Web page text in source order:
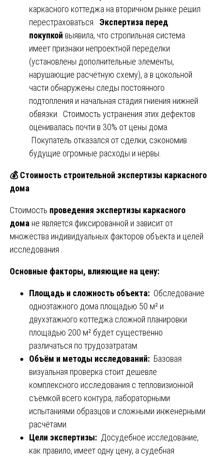
каркасного коттеджа на вторичном рынке решил
перестраховаться. Экспертиза перед
покупкой выявила, что стропильная система
имеет признаки непроектной переделки
(установлены дополнительные элементы,
нарушающие расчётную схему), а в цокольной
части обнаружены следы постоянного
подтопления и начальная стадия гниения нижней
обвязки. Стоимость устранения этих дефектов
оценивалась почти в 30% от цены дома.
Покупатель отказался от сделки, сэкономив
будущие огромные расходы и нервы.
💰Стоимость строительной экспертизы каркасного
дома
Стоимость проведения экспертизы каркасного
дома не является фиксированной и зависит от
множества индивидуальных факторов объекта и целей
исследования .
Основные факторы, влияющие на цену:
Площадь и сложность объекта: Обследование
одноэтажного дома площадью 50 м² и
двухэтажного коттеджа сложной планировки
площадью 200 м² будет существенно
различаться по трудозатратам.
Объём и методы исследований: Базовая
визуальная проверка стоит дешевле
комплексного исследования с тепловизионной
съёмкой всего контура, лабораторными
испытаниями образцов и сложными инженерными
расчётами.
Цели экспертизы: Досудебное исследование,
как правило, имеет одну цену, а судебная